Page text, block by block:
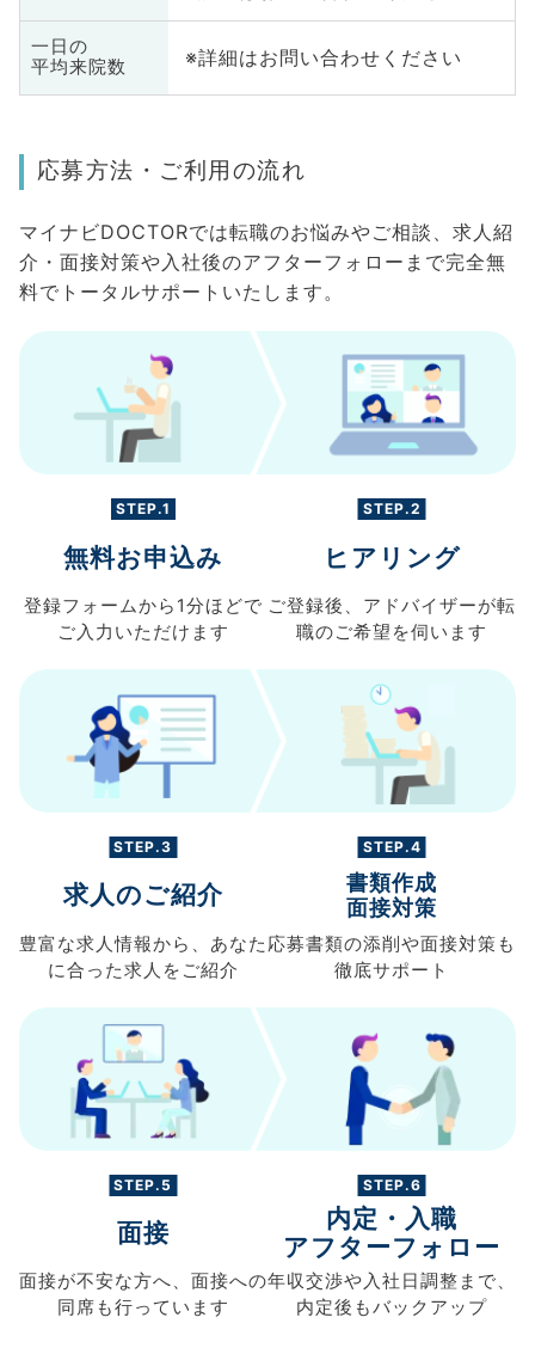
一日の
平均来院数
※詳細はお問い合わせください
応募方法・ご利用の流れ
マイナビDOCTORでは転職のお悩みやご相談、求人紹
介・面接対策や入社後のアフターフォローまで完全無
料でトータルサポートいたします。
STEP.1
無料お申込み
登録フォームから 1分ほどで
ご入力 いただけます
STEP.2
ヒアリング
ご登録後、 アドバイザーが転
職のご希望を伺います
STEP.3
求人のご紹介
豊富な求人情報から、 あなた
に合った求人を ご紹介
STEP.4
書類作成
面接対策
応募書類の添削や面接対策も
徹底サポート
STEP.5
面接
面接が不安な方へ、 面接への
同席も行っています
STEP.6
内定・入職
アフターフォロー
年収交渉や入社日調整まで、
内定後もバックアップ